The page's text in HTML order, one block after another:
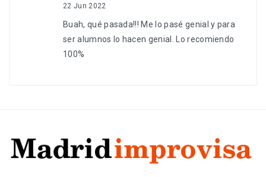
22 Jun 2022
Buah, qué pasada!!! Me lo pasé genial y para
ser alumnos lo hacen genial. Lo recomiendo
100%